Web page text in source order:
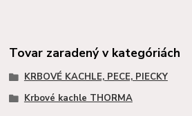
Tovar zaradený v kategóriách
KRBOVÉ KACHLE, PECE, PIECKY
Krbové kachle THORMA